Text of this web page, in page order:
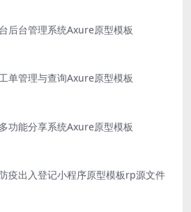
后台管理系统Axure原型模板
单管理与查询Axure原型模板
功能分享系统Axure原型模板
疫出入登记小程序原型模板rp源文件